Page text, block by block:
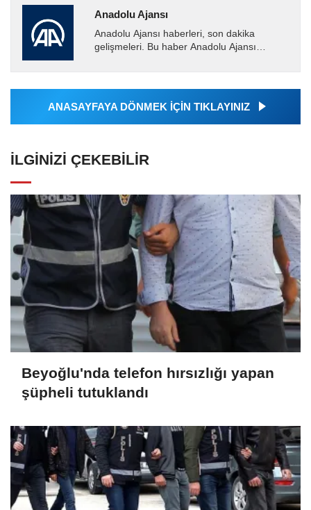
Anadolu Ajansı
Anadolu Ajansı haberleri, son dakika
gelişmeleri. Bu haber Anadolu Ajansı
tarafından geçilen tüm...
ANASAYFAYA DÖNMEK İÇİN TIKLAYINIZ
İLGINIZI ÇEKEBILIR
Beyoğlu'nda telefon hırsızlığı yapan
şüpheli tutuklandı